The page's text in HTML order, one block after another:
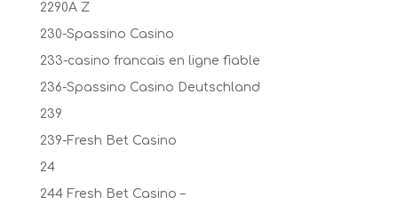
2290A Z
230-Spassino Casino
233-casino francais en ligne fiable
236-Spassino Casino Deutschland
239
239-Fresh Bet Casino
24
244 Fresh Bet Casino –